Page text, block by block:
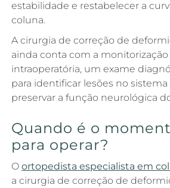
estabilidade e restabelecer a
coluna.
A cirurgia de correção de
ainda conta com a
intraoperatória, um exame
para identificar lesões no sistema
preservar a função neurológica
Quando é o
para operar?
Oortopedista especialista em
a cirurgia de correção de